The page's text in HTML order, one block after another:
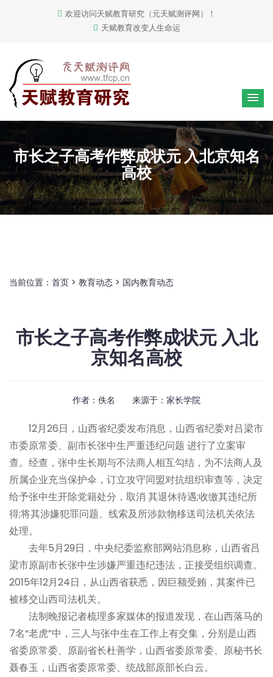
欢迎访问天赋教育研究（元天赋测评网）！
天赋教育改变人生命运
市长之子高考作弊成状元 入北京知名
高校
当前位置： 首页 > 教育动态 > 国内教育动态
市长之子高考作弊成状元 入北
京知名高校
作者：佚名 来源于： 家长学院
12月26日，山西省纪委发布消息，山西省纪委对吕梁市
市委原常委、副市长张中生严重违纪问题 进行了立案审
查。经查，张中生长期与不法商人相互勾结，为不法商人及
所属企业充当保护伞，订立攻守同盟对抗组织审查等，决定
给予张中生开除党籍处分，取消 其退休待遇;收缴其违纪所
得;将其涉嫌犯罪问题、线索及所涉款物移送司法机关依法
处理。
去年5月29日，中央纪委监察部网站消息称，山西省吕
梁市原副市长张中生涉嫌严重违纪违法，正接受组织调查。
2015年12月24日，从山西省获悉，因巨额受贿，其案件已
被移交山西司法机关。
法制晚报记者梳理多家媒体的报道发现，在山西落马的
7名“老虎”中，三人与张中生在工作上有交集，分别是山西
省委原常委、原副省长杜善学，山西省委原常委、原秘书长
聂春玉，山西省委原常委、统战部原部长白云。